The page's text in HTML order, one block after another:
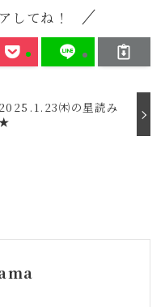
してね！
2025.1.23㈭の星読み
★